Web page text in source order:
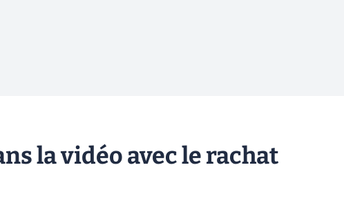
la vidéo avec le rachat